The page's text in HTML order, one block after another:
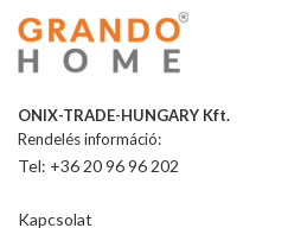
ONIX-TRADE-HUNGARY Kft.
Rendelés információ:
Tel: +36 20 96 96 202
Kapcsolat